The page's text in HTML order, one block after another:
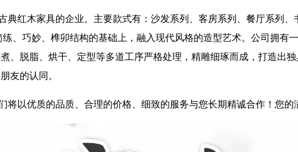
红木家具的企业。主要款式有：沙发系列、客房系列、餐厅系列、
巧妙、榫卯结构的基础上，融入现代风格的造型艺术。公司拥有
、脱脂、烘干、定型等多道工序严格处理，精雕细琢而成，打造出
和朋友的认同。
以优质的品质、合理的价格、细致的服务与您长期精诚合作！您的